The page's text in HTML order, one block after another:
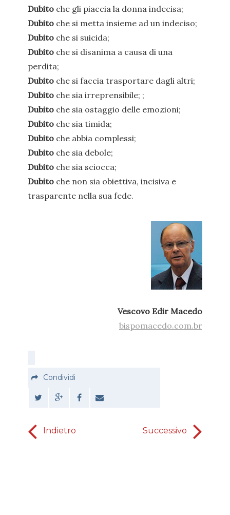
Dubito che gli piaccia la donna indecisa;
Dubito che si metta insieme ad un indeciso;
Dubito che si suicida;
Dubito che si disanima a causa di una
perdita;
Dubito che si faccia trasportare dagli altri;
Dubito che sia irreprensibile; ;
Dubito che sia ostaggio delle emozioni;
Dubito che sia timida;
Dubito che abbia complessi;
Dubito che sia debole;
Dubito che sia sciocca;
Dubito che non sia obiettiva, incisiva e
trasparente nella sua fede.
Vescovo Edir Macedo
bispomacedo.com.br
Condividi
Indietro Successivo